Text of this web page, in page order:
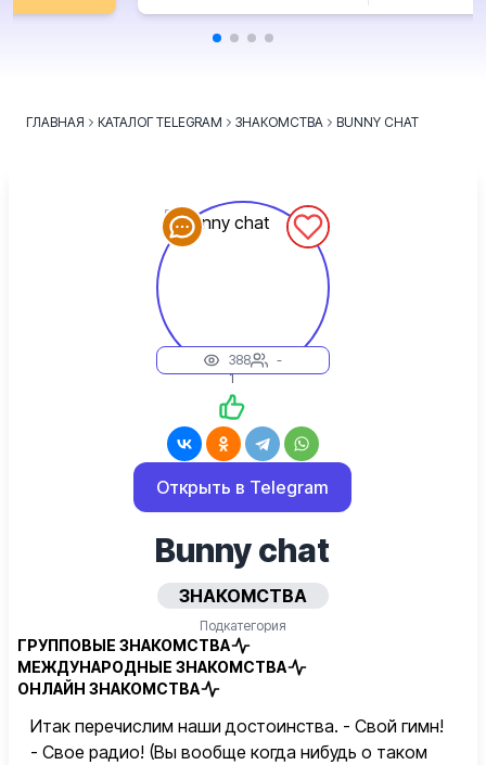
ГЛАВНАЯ КАТАЛОГ TELEGRAM ЗНАКОМСТВА BUNNY CHAT
388
-
1
Открыть в Telegram
Bunny chat
ЗНАКОМСТВА
Подкатегория
ГРУППОВЫЕ ЗНАКОМСТВА
МЕЖДУНАРОДНЫЕ ЗНАКОМСТВА
ОНЛАЙН ЗНАКОМСТВА
Итак перечислим наши достоинства. - Свой гимн!
- Свое радио! (Вы вообще когда нибудь о таком